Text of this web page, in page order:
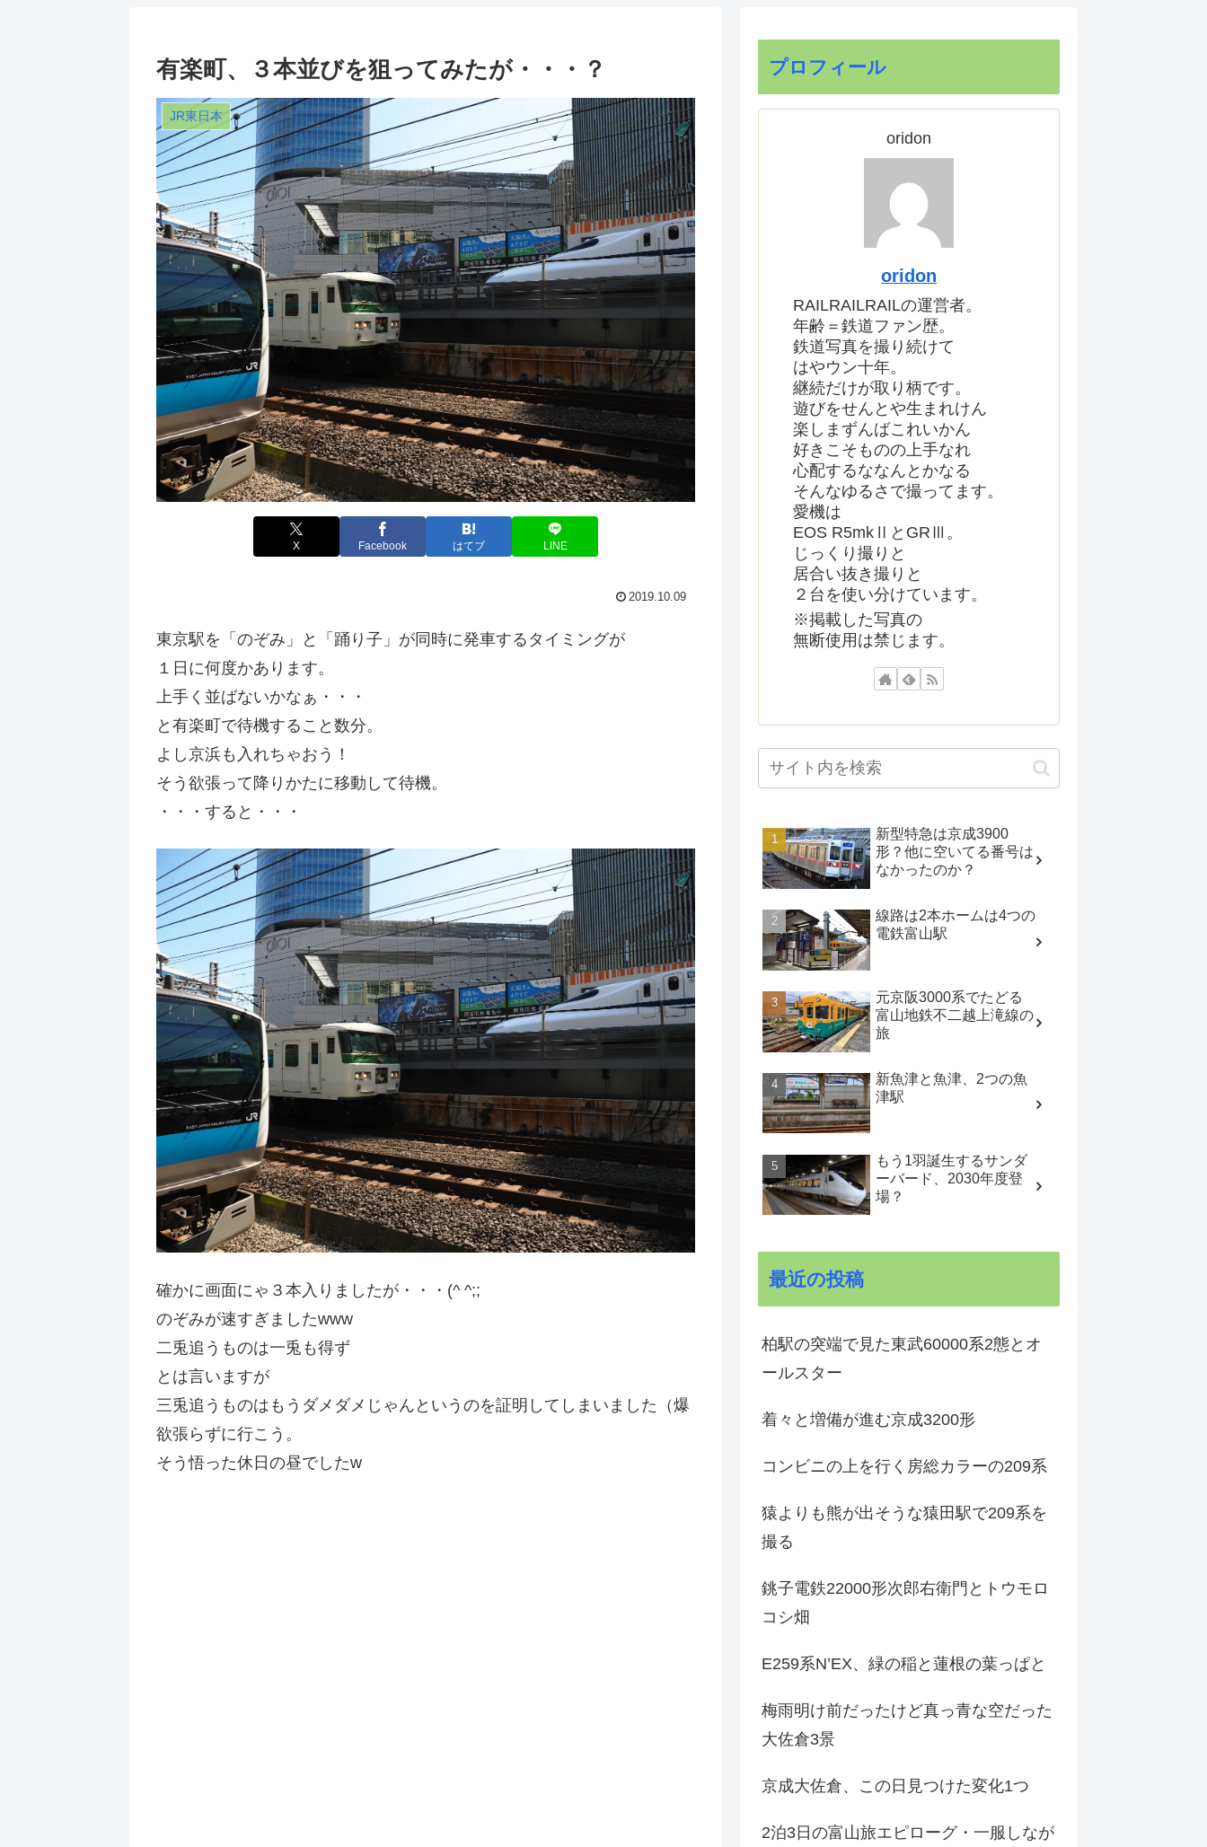
有楽町、３本並びを狙ってみたが・・・？
JR東日本
X Facebook はてブ LINE
2019.10.09
東京駅を「のぞみ」と「踊り子」が同時に発車するタイミングが
１日に何度かあります。
上手く並ばないかなぁ・・・
と有楽町で待機すること数分。
よし京浜も入れちゃおう！
そう欲張って降りかたに移動して待機。
・・・すると・・・
確かに画面にゃ３本入りましたが・・・(^ ^;;
のぞみが速すぎましたwww
二兎追うものは一兎も得ず
とは言いますが
三兎追うものはもうダメダメじゃんというのを証明してしまいました（爆
欲張らずに行こう。
そう悟った休日の昼でしたw
プロフィール
oridon
oridon
RAILRAILRAILの運営者。
年齢＝鉄道ファン歴。
鉄道写真を撮り続けて
はやウン十年。
継続だけが取り柄です。
遊びをせんとや生まれけん
楽しまずんばこれいかん
好きこそものの上手なれ
心配するななんとかなる
そんなゆるさで撮ってます。
愛機は
EOS R5mkⅡとGRⅢ。
じっくり撮りと
居合い抜き撮りと
２台を使い分けています。
※掲載した写真の
無断使用は禁じます。
新型特急は京成3900
形？他に空いてる番号は
なかったのか？
線路は2本ホームは4つの
電鉄富山駅
元京阪3000系でたどる
富山地鉄不二越上滝線の
旅
新魚津と魚津、2つの魚
津駅
もう1羽誕生するサンダ
ーバード、2030年度登
場？
最近の投稿
柏駅の突端で見た東武60000系2態とオ
ールスター
着々と増備が進む京成3200形
コンビニの上を行く房総カラーの209系
猿よりも熊が出そうな猿田駅で209系を
撮る
銚子電鉄22000形次郎右衛門とトウモロ
コシ畑
E259系N’EX、緑の稲と蓮根の葉っぱと
梅雨明け前だったけど真っ青な空だった
大佐倉3景
京成大佐倉、この日見つけた変化1つ
2泊3日の富山旅エピローグ・一服しなが